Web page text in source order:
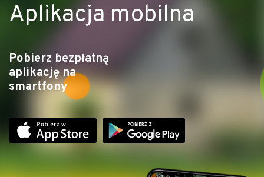
Aplikacja mobilna
Pobierz bezpłatną
aplikację na
smartfony